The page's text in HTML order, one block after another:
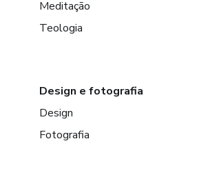
Meditação
Teologia
Design e fotografia
Design
Fotografia